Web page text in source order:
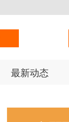
最新动态